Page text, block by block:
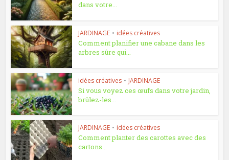
dans votre...
JARDINAGE • idées créatives
Comment planifier une cabane dans les
arbres sûre qui...
idées créatives • JARDINAGE
Si vous voyez ces œufs dans votre jardin,
brûlez-les...
JARDINAGE • idées créatives
Comment planter des carottes avec des
cartons...